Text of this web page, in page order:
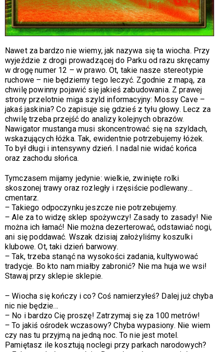
Nawet za bardzo nie wiemy, jak nazywa się ta wiocha. Przy
wyjeździe z drogi prowadzącej do Parku od razu skręcamy
w drogę numer 12 – w prawo. Ot, takie nasze stereotypie
ruchowe – nie będziemy tego leczyć. Zgodnie z mapą, za
chwilę powinny pojawić się jakieś zabudowania. Z prawej
strony przelotnie miga szyld informacyjny: Mossy Cave –
jakaś jaskinia? Co zapisuje się gdzieś z tyłu głowy. Lecz za
chwilę trzeba przejść do analizy kolejnych obrazów.
Nawigator mustanga musi skoncentrować się na szyldach,
wskazujących łóżka. Tak, ewidentnie potrzebujemy łóżek.
To był długi i intensywny dzień. I nadal nie widać końca
oraz zachodu słońca.
Tymczasem mijamy jedynie: wielkie, zwinięte rolki
skoszonej trawy oraz rozległy i rzęsiście podlewany…
cmentarz.
– Takiego odpoczynku jeszcze nie potrzebujemy.
–Ale za to widzę sklep spożywczy! Zasady to zasady! Nie
można ich łamać! Nie można dezerterować, odstawiać nogi,
ani się poddawać. Wszak dzisiaj założyliśmy koszulki
klubowe. Ot, taki dzień barwowy.
–Tak, trzeba stanąć na wysokości zadania, kultywować
tradycje. Bo kto nam miałby zabronić? Nie ma huja we wsi!
Stawaj przy sklepie sklepie.
–Wiocha się kończy i co? Coś namierzyłeś? Dalej już chyba
nic nie będzie…
– No i bardzo Cię proszę! Zatrzymaj się za 100 metrów!
–To jakiś ośrodek wczasowy? Chyba wypasiony. Nie wiem
czy nas tu przyjmą na jedną noc. To nie jest motel.
Pamiętasz ile kosztują noclegi przy parkach narodowych?